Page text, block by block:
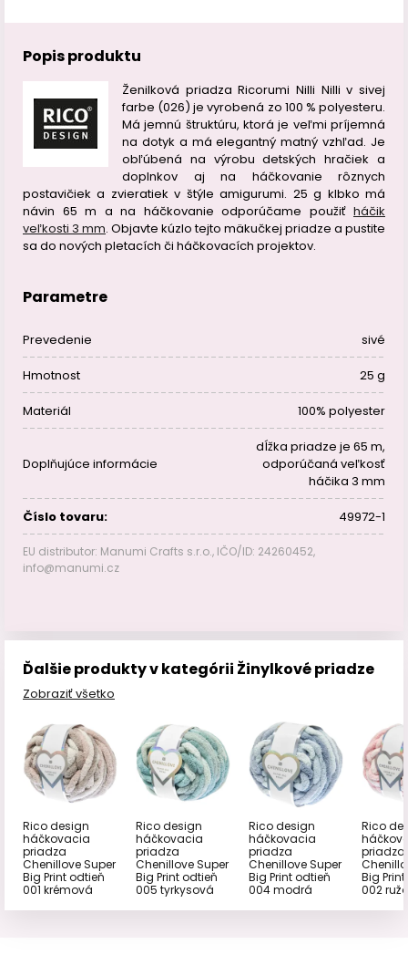
Popis produktu
Ženilková priadza Ricorumi Nilli Nilli v sivej
farbe (026) je vyrobená zo 100 % polyesteru.
Má jemnú štruktúru, ktorá je veľmi príjemná
na dotyk a má elegantný matný vzhľad. Je
obľúbená na výrobu detských hračiek a
doplnkov aj na háčkovanie rôznych
postavičiek a zvieratiek v štýle amigurumi. 25 g klbko má
návin 65 m a na háčkovanie odporúčame použiť háčik
veľkosti 3 mm. Objavte kúzlo tejto mäkučkej priadze a pustite
sa do nových pletacích či háčkovacích projektov.
Parametre
Prevedenie sivé
Hmotnost 25 g
Materiál 100% polyester
Doplňujúce informácie
dĺžka priadze je 65 m,
odporúčaná veľkosť
háčika 3 mm
Číslo tovaru: 49972-1
EU distributor: Manumi Crafts s.r.o., IČO/ID: 24260452,
info@manumi.cz
Ďalšie produkty v kategórii Žinylkové priadze
Zobraziť všetko
Rico design
háčkovacia
priadza
Chenillove Super
Big Print odtieň
001 krémová
Rico design
háčkovacia
priadza
Chenillove Super
Big Print odtieň
005 tyrkysová
Rico design
háčkovacia
priadza
Chenillove Super
Big Print odtieň
004 modrá
Rico
priadza
Big
002